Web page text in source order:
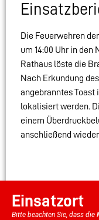
Die Feuerwehren
um 14:00 Uhr in
Rathaus löste die
Nach Erkundung
angebranntes Toast
lokalisiert werden.
einem
anschließend
Einsatzort
Bitte beachten Sie, dass